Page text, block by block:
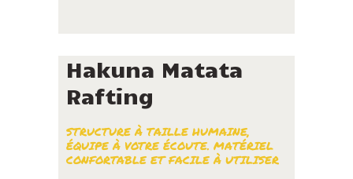
Hakuna Matata
Rafting
STRUCTURE À TAILLE HUMAINE,
ÉQUIPE À VOTRE ÉCOUTE. MATÉRIEL
CONFORTABLE ET FACILE À UTILISER